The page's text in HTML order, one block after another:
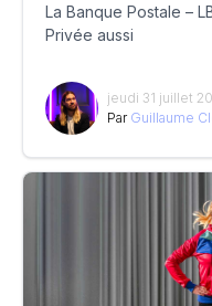
La Banque Postale –
Privée aussi
jeudi 31 juillet
Par Guillaume